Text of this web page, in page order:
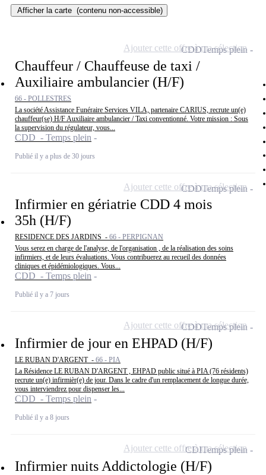
Afficher la carte (contenu non-accessible)
Chauffeur / Chauffeuse de taxi /
Auxiliaire ambulancier (H/F)
66 - POLLESTRES
La société Assistance Funéraire Services VILA, partenaire CARIUS, recrute un(e)
chauffeur(se) H/F Auxiliaire ambulancier / Taxi conventionné. Votre mission : Sous
la supervision du régulateur, vous...
CDD - Temps plein
Publié il y a plus de 30 jours
CDDTemps plein
Ajouter cette offre à ma sélection
Infirmier en gériatrie CDD 4 mois
35h (H/F)
RESIDENCE DES JARDINS - 66 - PERPIGNAN
Vous serez en charge de l'analyse, de l'organisation , de la réalisation des soins
infirmiers, et de leurs évaluations. Vous contribuerez au recueil des données
cliniques et épidémiologiques. Vous...
CDD - Temps plein
Publié il y a 7 jours
CDDTemps plein
Ajouter cette offre à ma sélection
Infirmier de jour en EHPAD (H/F)
LE RUBAN D'ARGENT - 66 - PIA
La Résidence LE RUBAN D'ARGENT , EHPAD public situé à PIA (76 résidents)
recrute un(e) infirmièr(e) de jour. Dans le cadre d'un remplacement de longue durée,
vous interviendrez pour dispenser les...
CDD - Temps plein
Publié il y a 8 jours
CDDTemps plein
Ajouter cette offre à ma sélection
Infirmier nuits Addictologie (H/F)
CDITemps plein
Ajouter cette offre à ma sélection